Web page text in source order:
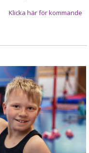
Klicka här för kommande